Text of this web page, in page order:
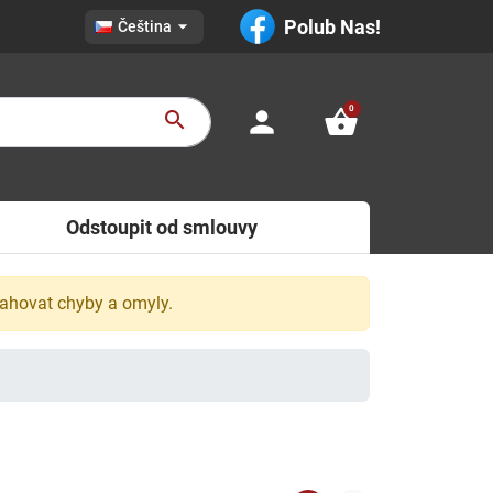
Čeština  Polub Nas!
search person shopping_basket
0
Odstoupit od smlouvy
chyby a omyly.